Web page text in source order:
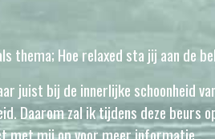
thema; Hoe relaxed sta jij aan de
bij de innerlijke schoonheid
zal ik tijdens deze beurs